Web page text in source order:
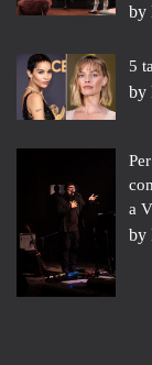
by
5
by
a
by